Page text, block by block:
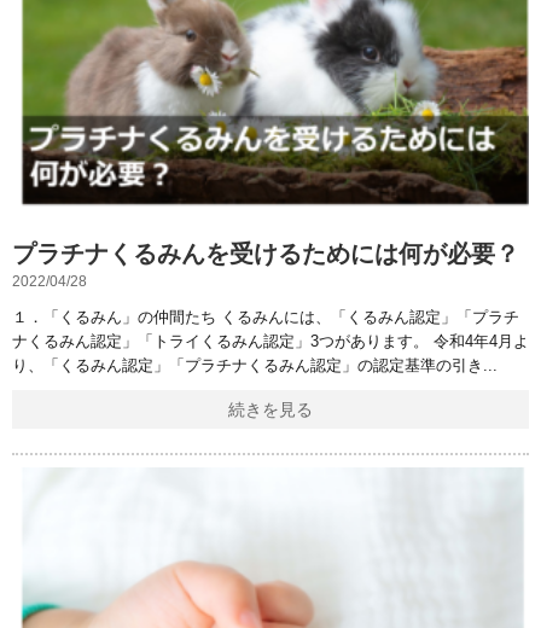
プラチナくるみんを受けるためには何が必要？
2022/04/28
１．「くるみん」の仲間たち くるみんには、「くるみん認定」「プラチ
ナくるみん認定」「トライくるみん認定」3つがあります。 令和4年4月よ
り、「くるみん認定」「プラチナくるみん認定」の認定基準の引き
続きを見る